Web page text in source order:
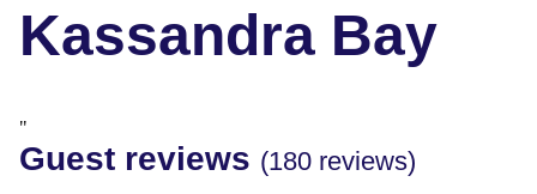
Kassandra Bay
"
Guest reviews (180 reviews)